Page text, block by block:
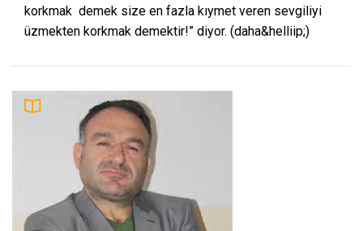
korkmak demek size en fazla kıymet veren sevgiliyi
üzmekten korkmak demektir!” diyor. (daha&helliip;)